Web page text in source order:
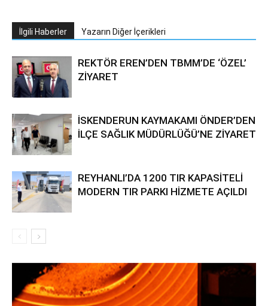
İlgili Haberler Yazarın Diğer İçerikleri
REKTÖR EREN’DEN TBMM’DE ‘ÖZEL’
ZİYARET
İSKENDERUN KAYMAKAMI ÖNDER’DEN
İLÇE SAĞLIK MÜDÜRLÜĞÜ’NE ZİYARET
REYHANLI’DA 1200 TIR KAPASİTELİ
MODERN TIR PARKI HİZMETE AÇILDI